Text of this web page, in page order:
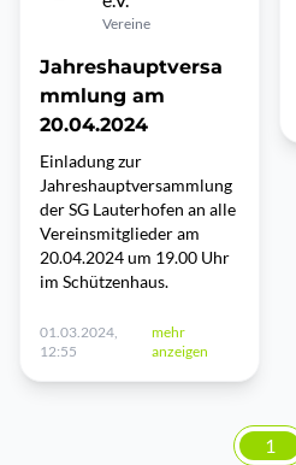
Vereine
Jahreshauptversa
mmlung am
20.04.2024
Einladung zur
Jahreshauptversammlung
der SG Lauterhofen an alle
Vereinsmitglieder am
20.04.2024 um 19.00 Uhr
im Schützenhaus.
01.03.2024,
12:55
mehr
anzeigen
1